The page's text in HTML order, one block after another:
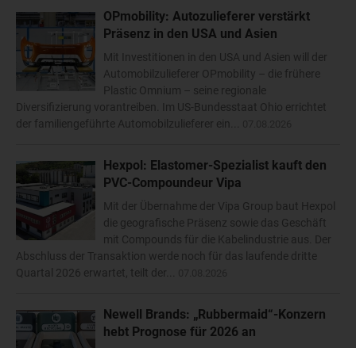
OPmobility: Autozulieferer verstärkt
Präsenz in den USA und Asien
Mit Investitionen in den USA und Asien will der
Automobilzulieferer OPmobility – die frühere
Plastic Omnium – seine regionale
Diversifizierung vorantreiben. Im US-Bundesstaat Ohio errichtet
der familiengeführte Automobilzulieferer ein...
Hexpol: Elastomer-Spezialist kauft den
PVC-Compoundeur Vipa
Mit der Übernahme der Vipa Group baut Hexpol
die geografische Präsenz sowie das Geschäft
mit Compounds für die Kabelindustrie aus. Der
Abschluss der Transaktion werde noch für das laufende dritte
Quartal 2026 erwartet, teilt der...
Newell Brands: „Rubbermaid“-Konzern
hebt Prognose für 2026 an